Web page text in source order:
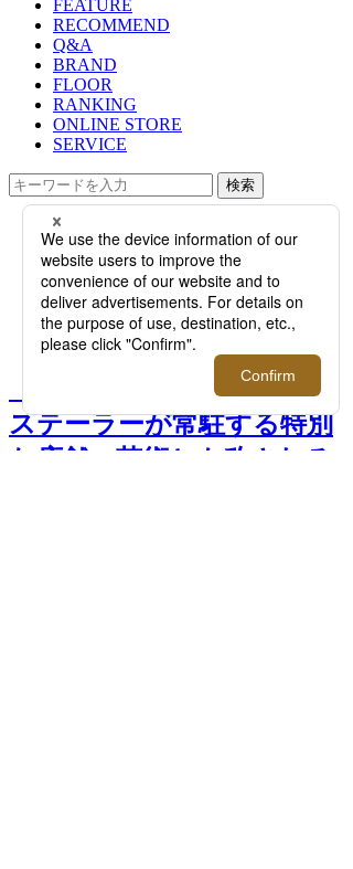
FEATURE
RECOMMEND
Q&A
BRAND
FLOOR
RANKING
ONLINE STORE
SERVICE
検索
TOP
PHOTO
【インタビュー】インハウステーラ
ーが常駐する特別な店舗。芸術とも
称される＜ブリオーニ＞ビスポーク
の真髄｜日本橋三越本店
【インタビュー】インハウ
ステーラーが常駐する特別
な店舗。芸術とも称される